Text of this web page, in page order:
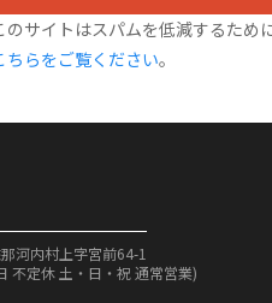
のサイトはスパムを低減するため
ちらをご覧ください。
河内村上字宮前64-1
不定休 土・日・祝 通常営業)